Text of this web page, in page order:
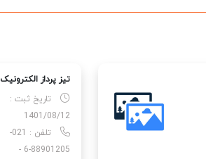
تیز پرداز الکترونیک
تاریخ ثبت :
1401/08/12
تلفن : 021-
88901205-6 -